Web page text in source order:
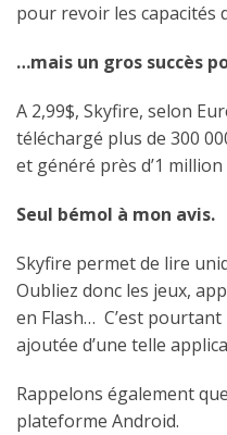
pour revoir les capacités
…mais un gros succès
A 2,99$, Skyfire, selon
téléchargé plus de 300
et généré près d’1
Seul bémol à mon avis.
Skyfire permet de lire
Oubliez donc les jeux,
en Flash… C’est
ajoutée d’une telle
Rappelons également
plateforme Android.